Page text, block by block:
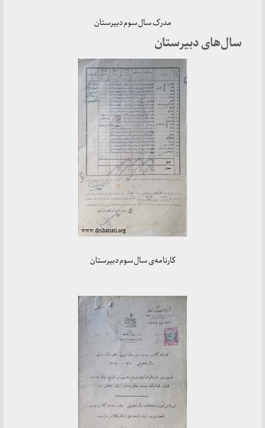
مدرک سال سوم دبیرستان
سال‌های دبیرستان
کارنامه‌ی سال سوم دبیرستان